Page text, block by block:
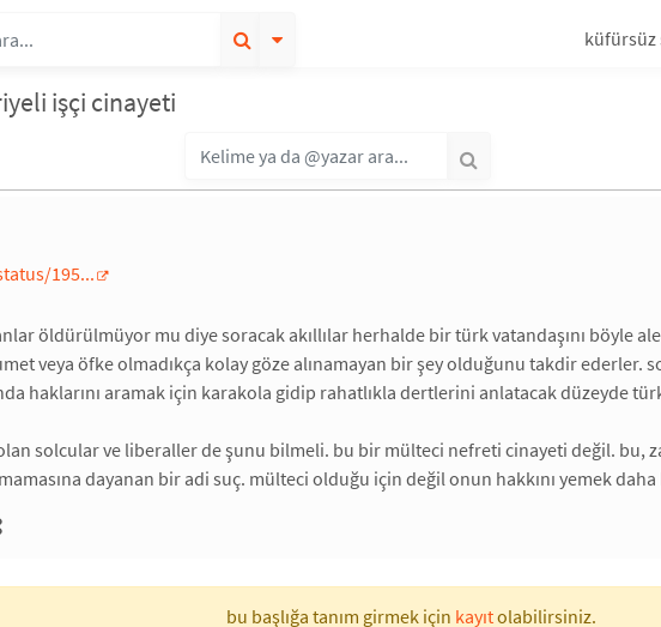
küfürsüz
işçi cinayeti
195...
öldürülmüyor mu diye soracak akıllılar herhalde bir türk vatandaşını böyle
veya öfke olmadıkça kolay göze alınamayan bir şey olduğunu takdir ederler.
haklarını aramak için karakola gidip rahatlıkla dertlerini anlatacak düzeyde
solcular ve liberaller de şunu bilmeli. bu bir mülteci nefreti cinayeti değil. bu,
dayanan bir adi suç. mülteci olduğu için değil onun hakkını yemek
bu başlığa tanım girmek için kayıtolabilirsiniz.